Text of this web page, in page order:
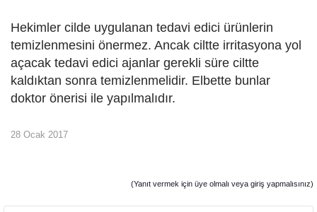
Hekimler cilde uygulanan tedavi edici ürünlerin
temizlenmesini önermez. Ancak ciltte irritasyona yol
açacak tedavi edici ajanlar gerekli süre ciltte
kaldıktan sonra temizlenmelidir. Elbette bunlar
doktor önerisi ile yapılmalıdır.
28 Ocak 2017
(Yanıt vermek için üye olmalı veya giriş yapmalısınız)